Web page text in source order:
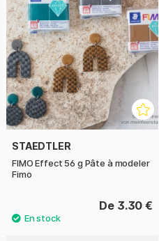
STAEDTLER
FIMO Effect 56 g Pâte à modeler
Fimo
De 3.30 €